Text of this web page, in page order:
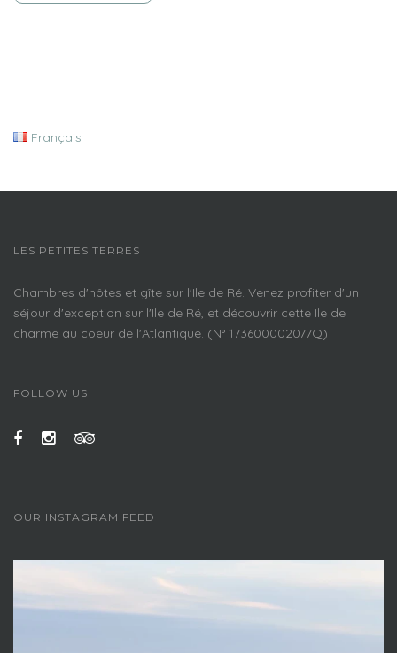
Français
LES PETITES TERRES
Chambres d'hôtes et gîte sur l'Ile de Ré. Venez profiter d'un
séjour d'exception sur l'Ile de Ré, et découvrir cette Ile de
charme au coeur de l'Atlantique. (N° 173600002077Q)
FOLLOW US
OUR INSTAGRAM FEED